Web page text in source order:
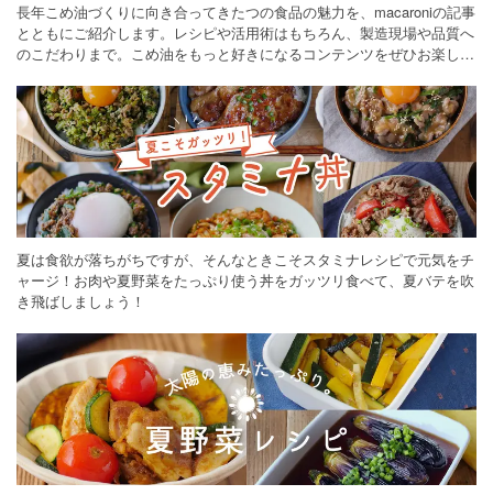
長年こめ油づくりに向き合ってきたつの食品の魅力を、macaroniの記事
とともにご紹介します。レシピや活用術はもちろん、製造現場や品質へ
のこだわりまで。こめ油をもっと好きになるコンテンツをぜひお楽しみ
夏は食欲が落ちがちですが、そんなときこそスタミナレシピで元気をチ
ャージ！お肉や夏野菜をたっぷり使う丼をガッツリ食べて、夏バテを吹
き飛ばしましょう！